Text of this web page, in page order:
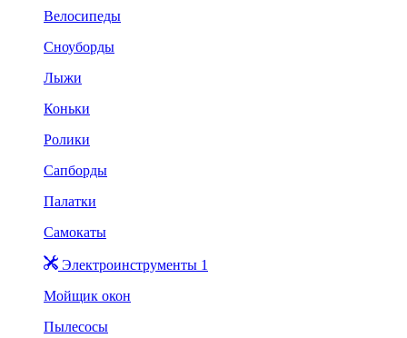
Велосипеды
Сноуборды
Лыжи
Коньки
Ролики
Сапборды
Палатки
Самокаты
Электроинструменты 1
Мойщик окон
Пылесосы